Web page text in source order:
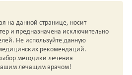
на данной странице, носит
и предназначена исключительно
Не используйте данную
рекомендаций.
методики лечения
лечащим врачом!